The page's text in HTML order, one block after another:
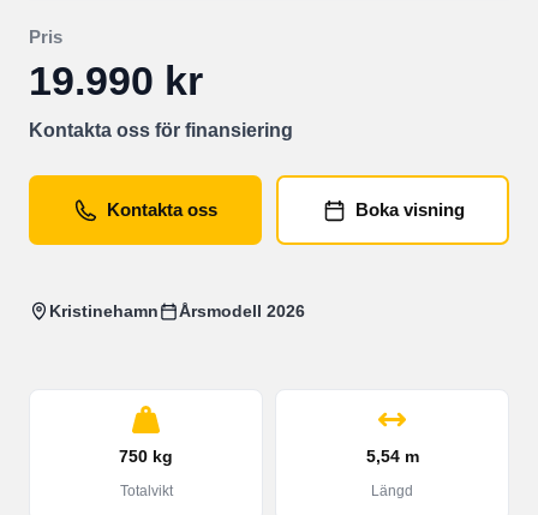
Pris
19.990 kr
Kontakta oss för finansiering
Kontakta oss Boka visning
Kristinehamn Årsmodell 2026
750 kg
Totalvikt
5,54 m
Längd